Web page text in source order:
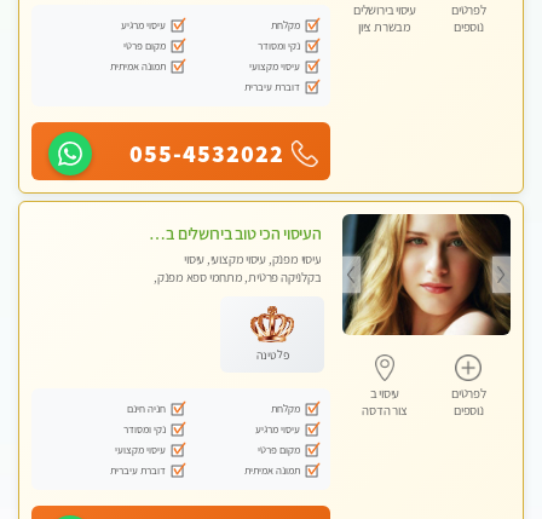
לפרטים
נוספים
עיסוי בירושלים
מבשרת ציון
מקלחת
עיסוי מרגיע
נקי ומסודר
מקום פרטי
עיסוי מקצועי
תמונה אמיתית
דוברת עיברית
055-4532022
לפרטים
נוספים
עיסוי ב
צור הדסה
העיסוי הכי טוב בירושלים במרכז ירושלים GREEN -SPA מפנק מקצועי ומשחרר
עיסוי מפנק, עיסוי מקצועי, עיסוי
בקלניקה פרטית, מתחמי ספא מפנק,
פלטינה
מקלחת
חניה חינם
עיסוי מרגיע
נקי ומסודר
מקום פרטי
עיסוי מקצועי
תמונה אמיתית
דוברת עיברית